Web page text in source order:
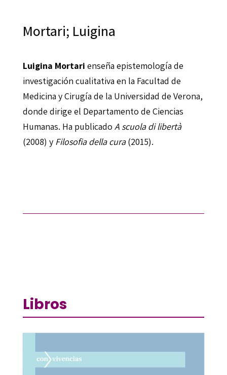
Mortari; Luigina
Luigina Mortari enseña epistemología de
investigación cualitativa en la Facultad de
Medicina y Cirugía de la Universidad de Verona,
donde dirige el Departamento de Ciencias
Humanas. Ha publicado A scuola di libertà
(2008) y Filosofia della cura(2015).
Libros